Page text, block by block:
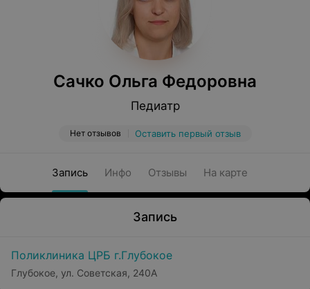
Сачко Ольга Федоровна
Педиатр
Нет отзывов Оставить первый отзыв
Запись Инфо Отзывы На карте
Запись
Поликлиника ЦРБ г.Глубокое
Глубокое, ул. Советская, 240А